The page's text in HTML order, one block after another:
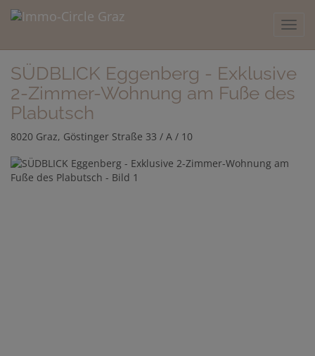
SÜDBLICK Eggenberg - Exklusive
2-Zimmer-Wohnung am Fuße des
Plabutsch
8020 Graz, Göstinger Straße 33 / A / 10